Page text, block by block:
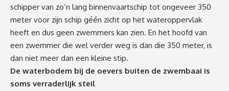
schipper van zo’n lang binnenvaartschip tot ongeveer 350
meter voor zijn schip géén zicht op het wateroppervlak
heeft en dus geen zwemmers kan zien. En het hoofd van
een zwemmer die wel verder weg is dan die 350 meter, is
dan niet meer dan een kleine stip.
De waterbodem bij de oevers buiten de zwembaai is
soms verraderlijk steil